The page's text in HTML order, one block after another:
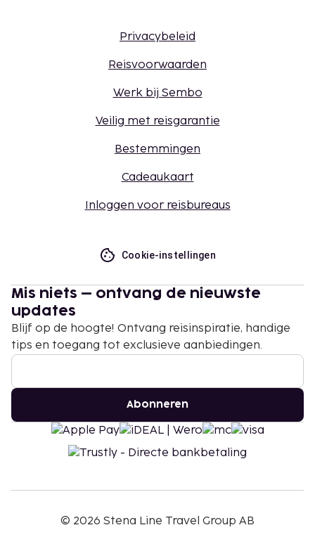
Privacybeleid
Reisvoorwaarden
Werk bij Sembo
Veilig met reisgarantie
Bestemmingen
Cadeaukaart
Inloggen voor reisbureaus
Cookie-instellingen
Mis niets – ontvang de nieuwste
updates
Blijf op de hoogte! Ontvang reisinspiratie, handige
tips en toegang tot exclusieve aanbiedingen.
Abonneren
© 2026 Stena Line Travel Group AB